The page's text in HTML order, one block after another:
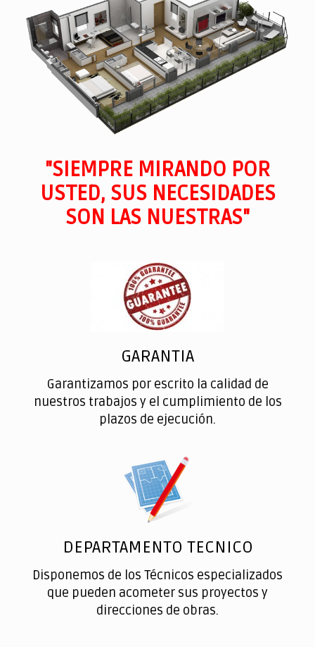
"SIEMPRE MIRANDO POR
USTED, SUS NECESIDADES
SON LAS NUESTRAS"
GARANTIA
Garantizamos por escrito la calidad de
nuestros trabajos y el cumplimiento de los
plazos de ejecución.
DEPARTAMENTO TECNICO
Disponemos de los Técnicos especializados
que pueden acometer sus proyectos y
direcciones de obras.